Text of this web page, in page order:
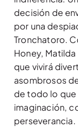
decisión de
por una
Tronchatoro.
Honey,
que vivirá
asombrosos
de todo lo
imaginación,
perseverancia.